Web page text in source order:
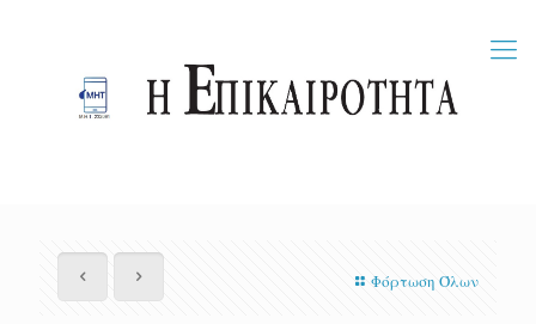
Φόρτωση Όλων